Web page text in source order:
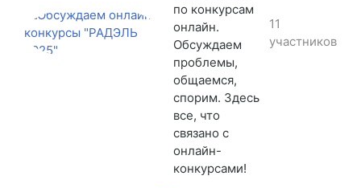
по конкурсам
онлайн.
Обсуждаем
проблемы,
общаемся,
спорим. Здесь
все, что
связано с
онлайн-
конкурсами!
11
участников